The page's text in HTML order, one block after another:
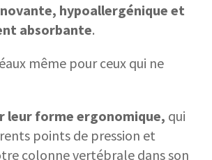
hypoallergénique et
absorbante.
même pour ceux qui ne
leur forme ergonomique, qui
points de pression et
colonne vertébrale dans son